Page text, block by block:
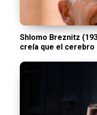
Shlomo Breznitz
creía que el cerebro